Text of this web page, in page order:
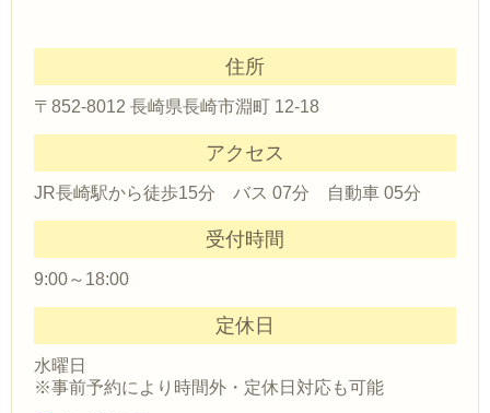
住所
〒852-8012 長崎県長崎市淵町 12-18
アクセス
JR長崎駅から徒歩15分 バス 07分 自動車 05分
受付時間
9:00～18:00
定休日
水曜日
※事前予約により時間外・定休日対応も可能